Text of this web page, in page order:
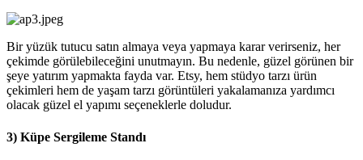
Bir yüzük tutucu satın almaya veya yapmaya karar verirseniz, her
çekimde görülebileceğini unutmayın. Bu nedenle, güzel görünen bir
şeye yatırım yapmakta fayda var. Etsy, hem stüdyo tarzı ürün
çekimleri hem de yaşam tarzı görüntüleri yakalamanıza yardımcı
olacak güzel el yapımı seçeneklerle doludur.
3) Küpe Sergileme Standı